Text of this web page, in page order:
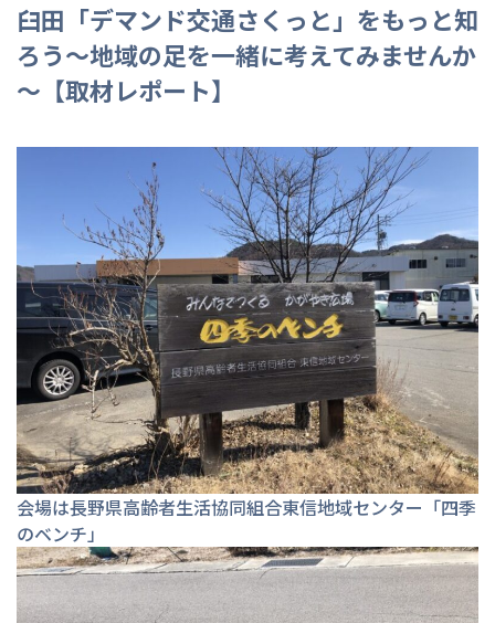
臼田「デマンド交通さくっと」をもっと知
ろう～地域の足を一緒に考えてみませんか
～【取材レポート】
会場は長野県高齢者生活協同組合東信地域センター「四季
のベンチ」